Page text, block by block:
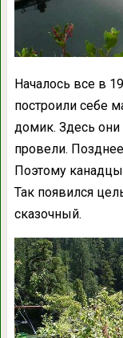
Началось все в
построили себе
домик. Здесь
провели.
Поэтому
Так появился
сказочный.